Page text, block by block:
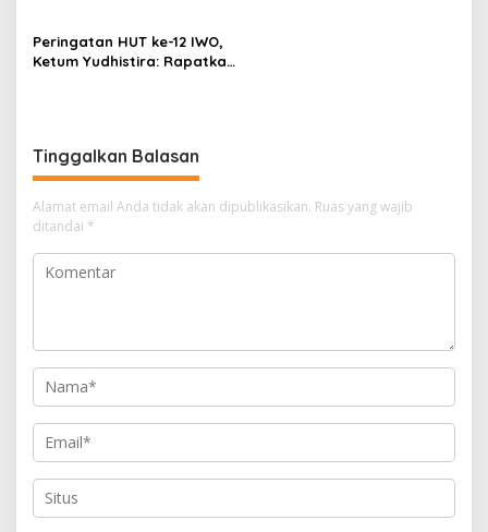
Peringatan HUT ke-12 IWO,
Ketum Yudhistira: Rapatkan
Tinggalkan Balasan
Alamat email Anda tidak akan dipublikasikan. Ruas yang wajib
ditandai *